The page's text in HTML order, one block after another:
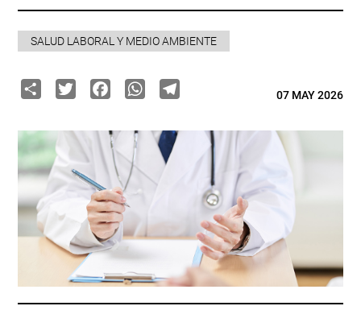
SALUD LABORAL Y MEDIO AMBIENTE
ShareTwitterFacebook
WhatsApp
Telegram07 MAY 2026